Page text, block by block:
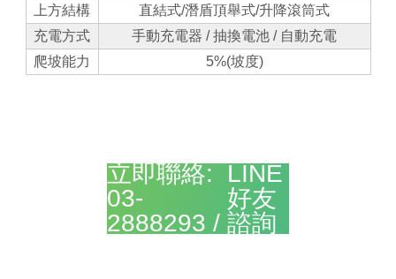
上方結構
直結式/潛盾頂舉式/升降滾筒式
充電方式
手動充電器 / 抽換電池 / 自動充電
爬坡能力
5%(坡度)
立即聯絡:
03-
2888293 /
LINE
好友
諮詢